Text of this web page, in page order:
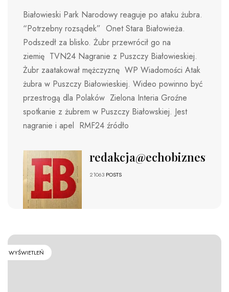
Białowieski Park Narodowy reaguje po ataku żubra.
“Potrzebny rozsądek” Onet Stara Białowieża.
Podszedł za blisko. Żubr przewrócił go na
ziemię TVN24 Nagranie z Puszczy Białowieskiej.
Żubr zaatakował mężczyznę WP Wiadomości Atak
żubra w Puszczy Białowieskiej. Wideo powinno być
przestrogą dla Polaków Zielona Interia Groźne
spotkanie z żubrem w Puszczy Białowskiej. Jest
nagranie i apel RMF24 źródło
redakcja@echobiznesu.pl
21063 POSTS
WYŚWIETLEŃ